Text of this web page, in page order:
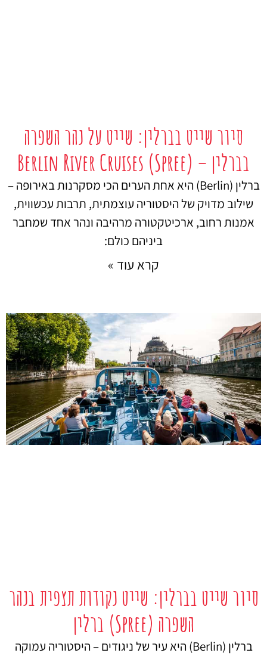
סיור שייט בברלין: שייט על נהר השפרה
בברלין – Berlin River Cruises (Spree)
ברלין (Berlin) היא אחת הערים הכי מסקרנות באירופה –
שילוב מדויק של היסטוריה עוצמתית, תרבות עכשווית,
אמנות רחוב, ארכיטקטורה מרהיבה ונהר אחד שמחבר
ביניהם כולם:
קרא עוד »
סיור שייט בברלין: שייט נקודות תצפית בנהר
השפרה (Spree) ברלין
ברלין (Berlin) היא עיר של ניגודים – היסטוריה עמוקה